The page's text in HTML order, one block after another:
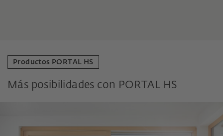
Productos PORTAL HS
Más posibilidades con PORTAL HS